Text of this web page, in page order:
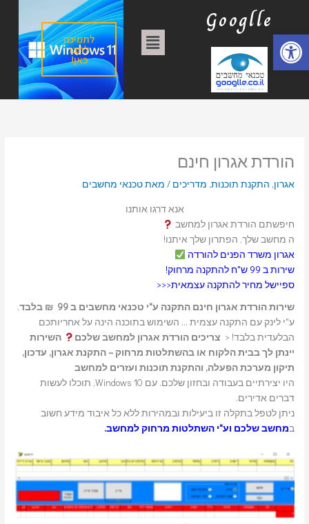
פתח סרגל נגישות
Googlle
תפריט לתמיכה
לחצו
כאן!
הורדת אגרון חינם
אגרון, התקנת תוכנות, מדריכים / מאתטכנאי מחשבים
אנא דרגו אותנו
חיפשתם הורדת אגרון למחשב
ה מחשב שלך, הפתרון שלך איתנו!
אגרון משרד הפנים להורדה
שירות ב 99 ש"ח להתקנה מרחוק!
ספיישל מחיר להתקנה עצמאית<<<
שירות הורדת אגרון חינם התקנה ע"י טכנאי מחשבים ב 99 ₪ בלבד
,
ע"י לינק עם התקנה עצמית … השימוש בתוכנה הינה על אחריותכם
הבלעדית בלבד! < צריכים הורדת אגרון למחשב שלכם
השירות
יינתן לך בבית הלקוח או בהשתלטות מרחוק – התקנת אגרון, עדכון,
תיקון מערכת הפעלה, והתקנת תוכנות ועזרים למחשב
היו יצירתיים בעבודה ובחזון שלכם. עם Windows 10, תוכלו לעשות
דברים אדירים.
ניתן לטפל בתקלה זו ביעילות ובמהירות ללא כל איבוד מידע חשוב
במחשב שלכם וע"יהשתלטות מרחוקלמחשב.
ג
ו
י